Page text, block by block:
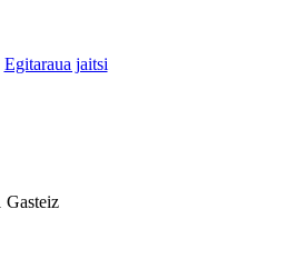
Egitaraua jaitsi
Gasteiz